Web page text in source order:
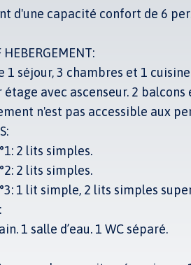
d'une capacité confort de 6
HEBERGEMENT:
1 séjour, 3 chambres et 1
étage avec ascenseur. 2
n'est pas accessible aux
2 lits simples.
2 lits simples.
1 lit simple, 2 lits simples
1 salle d’eau. 1 WC séparé.